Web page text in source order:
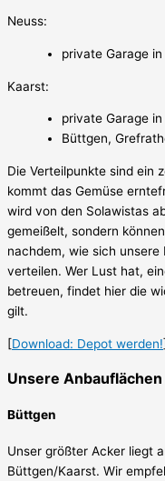
Neuss:
private Garage
Kaarst:
private Garage
Büttgen,
Die Verteilpunkte sind ein
kommt das Gemüse
wird von den Solawistas
gemeißelt, sondern
nachdem, wie sich
verteilen. Wer Lust hat,
betreuen, findet hier die
gilt.
[Download: Depot werden!]
Unsere Anbauflächen
Büttgen
Unser größter Acker liegt
Büttgen/Kaarst. Wir